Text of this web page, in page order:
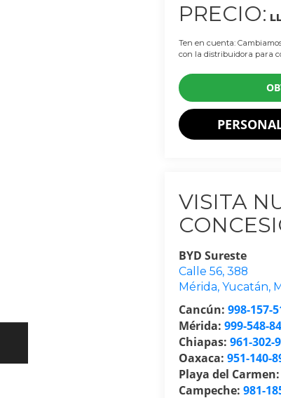
PRECIO:
Ten en cuenta:
con la distribuidora para
VISITA
BYD Sureste
Calle 56, 388
Mérida,Yucatán,
Cancún:998-157-
Mérida:999-548-
Chiapas:961-302-
Oaxaca:951-140-
Playa del
Campeche:981-